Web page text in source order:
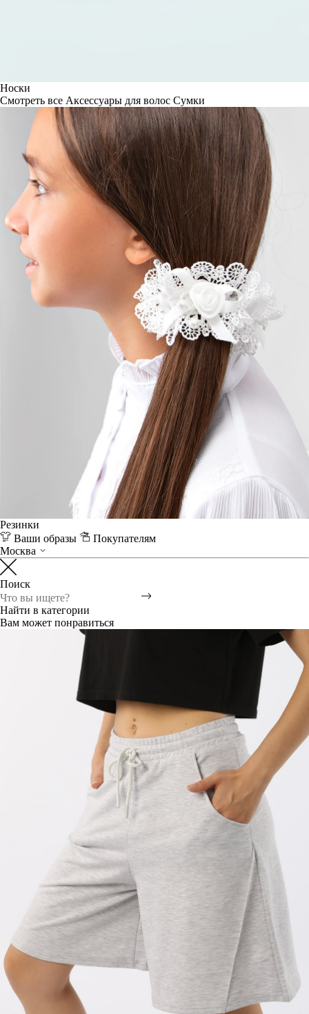
Носки
Смотреть все Аксессуары для волос Сумки
Резинки
Ваши образы
Покупателям
Москва
Поиск
Найти в категории
Вам может понравиться